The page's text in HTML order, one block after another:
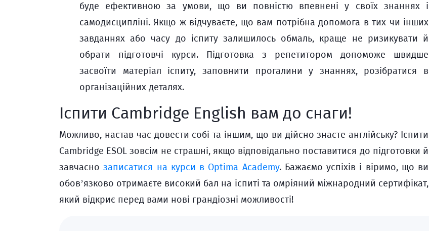
буде ефективною за умови, що ви повністю впевнені у своїх знаннях і
самодисципліні. Якщо ж відчуваєте, що вам потрібна допомога в тих чи інших
завданнях або часу до іспиту залишилось обмаль, краще не ризикувати й
обрати підготовчі курси. Підготовка з репетитором допоможе швидше
засвоїти матеріал іспиту, заповнити прогалини у знаннях, розібратися в
організаційних деталях.
Іспити Cambridge English вам до снаги!
Можливо, настав час довести собі та іншим, що ви дійсно знаєте англійську? Іспити
Cambridge ESOL зовсім не страшні, якщо відповідально поставитися до підготовки й
завчаснозаписатися на курси в Optima Academy. Бажаємо успіхів і віримо, що ви
обов’язково отримаєте високий бал на іспиті та омріяний міжнародний сертифікат,
який відкриє перед вами нові грандіозні можливості!